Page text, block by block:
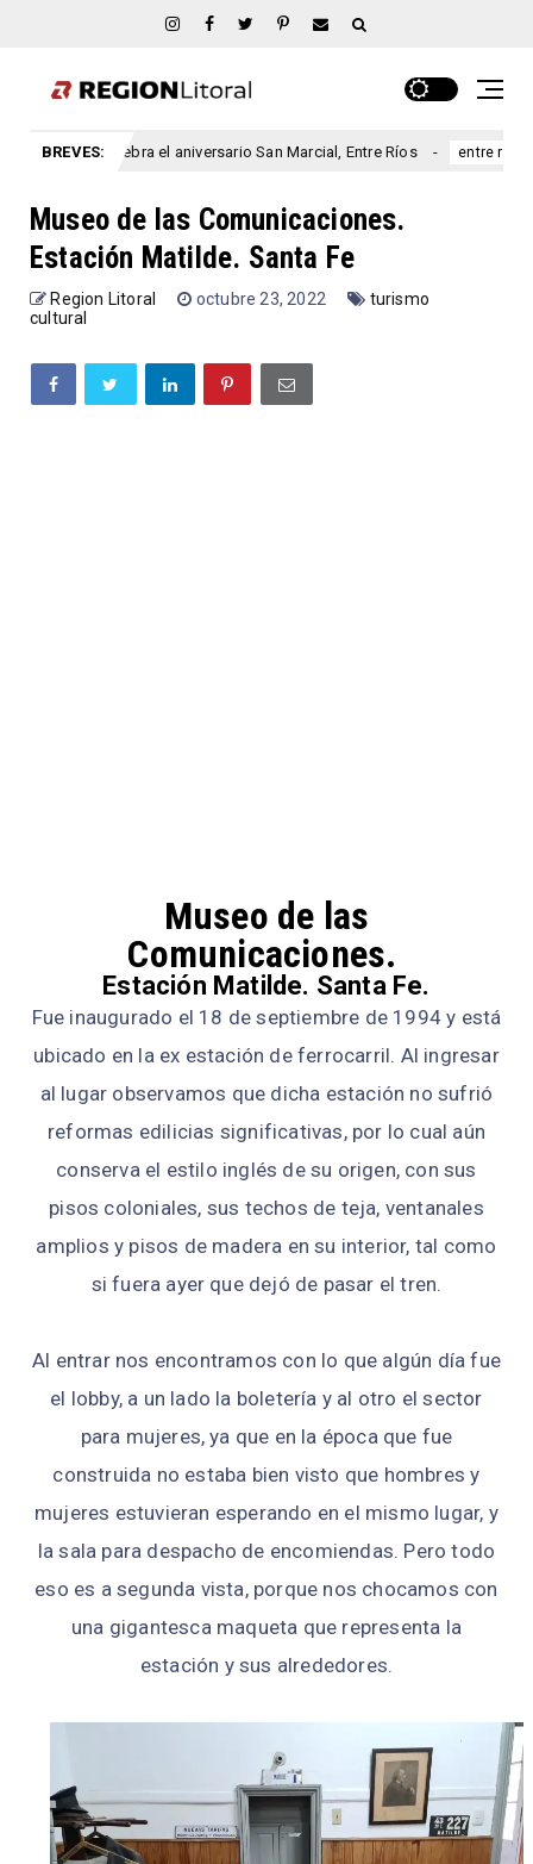
BREVES:
aniversario San Marcial, Entre Ríos entre rios Prohibieron a un
Museo de las Comunicaciones.
Estación Matilde. Santa Fe
Region Litoral octubre 23, 2022
turismo
cultural
Museo de las
Comunicaciones.
Estación Matilde. Santa Fe.
Fue inaugurado el 18 de septiembre de 1994 y está
ubicado en la ex estación de ferrocarril. Al ingresar
al lugar observamos que dicha estación no sufrió
reformas edilicias significativas, por lo cual aún
conserva el estilo inglés de su origen, con sus
pisos coloniales, sus techos de teja, ventanales
amplios y pisos de madera en su interior, tal como
si fuera ayer que dejó de pasar el tren.
Al entrar nos encontramos con lo que algún día fue
el lobby, a un lado la boletería y al otro el sector
para mujeres, ya que en la época que fue
construida no estaba bien visto que hombres y
mujeres estuvieran esperando en el mismo lugar, y
la sala para despacho de encomiendas. Pero todo
eso es a segunda vista, porque nos chocamos con
una gigantesca maqueta que representa la
estación y sus alrededores.